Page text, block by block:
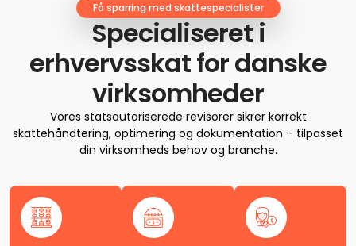
Få sparring med skattespecialister
Specialiseret i
erhvervsskat for danske
virksomheder
Vores statsautoriserede revisorer sikrer korrekt
skattehåndtering, optimering og dokumentation – tilpasset
din virksomheds behov og branche.